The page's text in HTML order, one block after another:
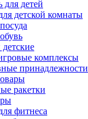
для детей
детской комнаты
комплексы
принадлежности
ракетки
фитнеса